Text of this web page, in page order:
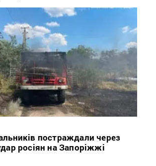
постраждали через
росіян на Запоріжжі